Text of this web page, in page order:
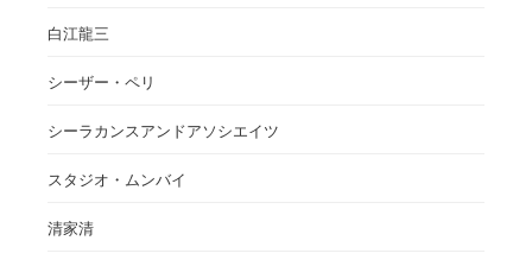
白江龍三
シーザー・ペリ
シーラカンスアンドアソシエイツ
スタジオ・ムンバイ
清家清